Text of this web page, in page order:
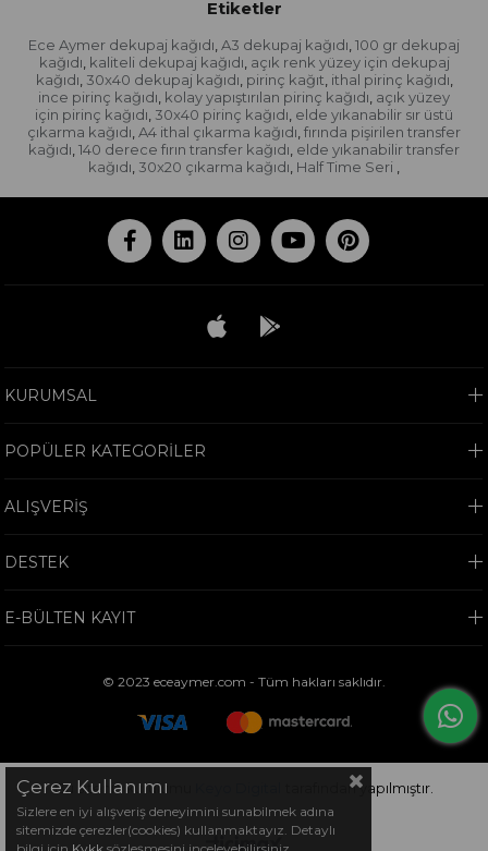
Etiketler
Ece Aymer dekupaj kağıdı, A3 dekupaj kağıdı, 100 gr dekupaj
kağıdı, kaliteli dekupaj kağıdı, açık renk yüzey için dekupaj
kağıdı, 30x40 dekupaj kağıdı, pirinç kağıt, ithal pirinç kağıdı,
ince pirinç kağıdı, kolay yapıştırılan pirinç kağıdı, açık yüzey
için pirinç kağıdı, 30x40 pirinç kağıdı, elde yıkanabilir sır üstü
çıkarma kağıdı, A4 ithal çıkarma kağıdı, fırında pişirilen transfer
kağıdı, 140 derece fırın transfer kağıdı, elde yıkanabilir transfer
kağıdı, 30x20 çıkarma kağıdı, Half Time Seri ,
KURUMSAL
POPÜLER KATEGORİLER
ALIŞVERİŞ
DESTEK
E-BÜLTEN KAYIT
© 2023 eceaymer.com - Tüm hakları saklıdır.
Bu sitenin kurulumu tarafından yapılmıştır.
Çerez Kullanımı
Sizlere en iyi alışveriş deneyimini sunabilmek adına
sitemizde çerezler(cookies) kullanmaktayız. Detaylı